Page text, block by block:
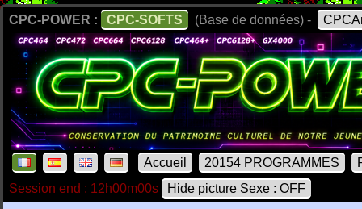
CPC-POWER : CPC-SOFTS (Base de données) -
Accueil 20154 PROGRAMMES
Session end : 12h00m00s
Hide picture Sexe : OFF